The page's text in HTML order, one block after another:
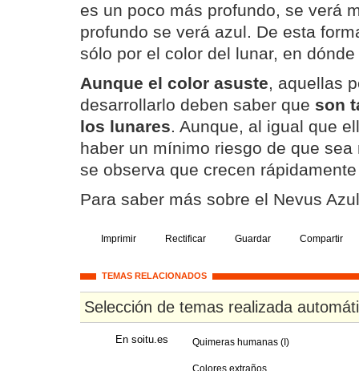
es un poco más profundo, se verá
profundo se verá azul. De esta
sólo por el color del lunar, en
Aunque el color asuste, aquellas
desarrollarlo deben saber que son
los lunares. Aunque, al igual que
haber un mínimo riesgo de que
se observa que crecen
Para saber más sobre el Nevus
Imprimir Rectificar Guardar Compartir
TEMAS RELACIONADOS
Selección de temas realizada
En soitu.es Quimeras humanas (I)
Colores extraños